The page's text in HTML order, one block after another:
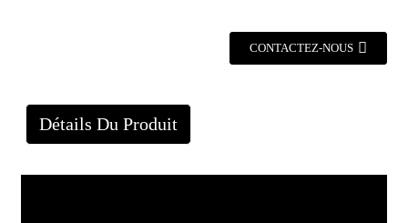
CONTACTEZ-NOUS
Détails Du Produit